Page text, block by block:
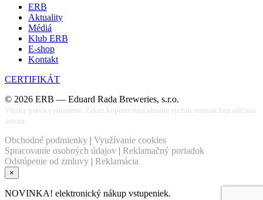
ERB
Aktuality
Médiá
Klub ERB
E-shop
Kontakt
CERTIFIKÁT
© 2026 ERB — Eduard Rada Breweries, s.r.o.
Všetky práva vyhradené. Zákaz kopírovania obsahu týchto stránok bez súhlasu
autora.
Obchodné podmienky | Využívanie cookies
Spracovanie osobných údajov | Reklamačný poriadok
Odstúpenie od zmluvy | Reklamácia
×
NOVINKA! elektronický nákup vstupeniek.